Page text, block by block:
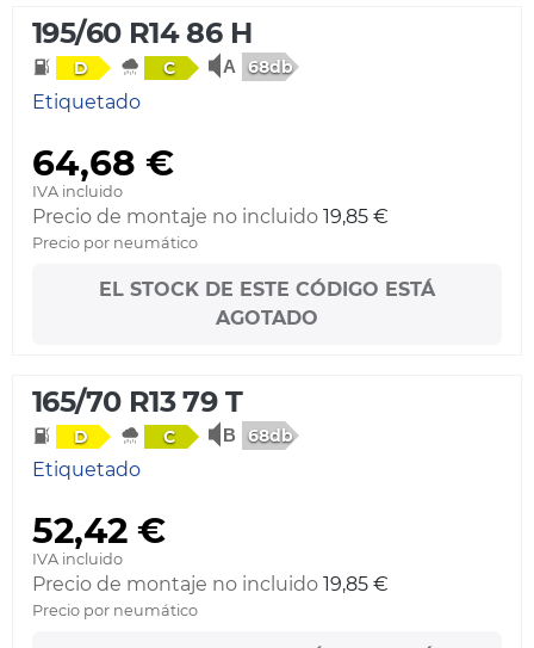
195/60 R14 86 H
D C 68db
Etiquetado
64,68 €
IVA incluido
Precio de montaje no incluido 19,85 €
Precio por neumático
EL STOCK DE ESTE CÓDIGO ESTÁ
AGOTADO
165/70 R13 79 T
D C 68db
Etiquetado
52,42 €
IVA incluido
Precio de montaje no incluido 19,85 €
Precio por neumático